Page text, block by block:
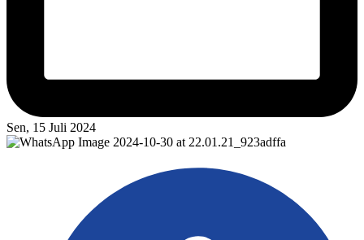
Sen, 15 Juli 2024